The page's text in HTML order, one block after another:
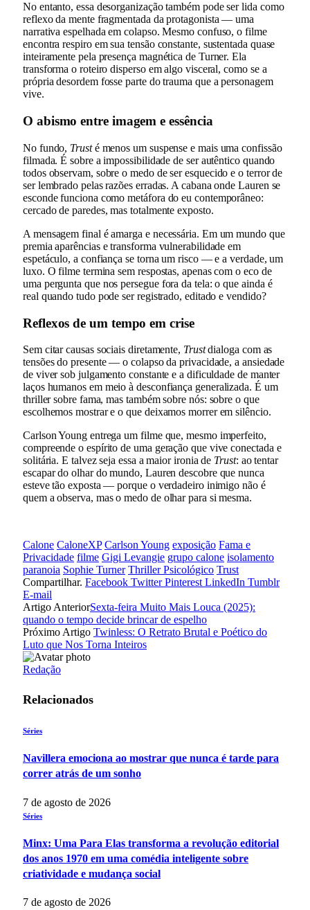
No entanto, essa desorganização também pode ser lida como
reflexo da mente fragmentada da protagonista — uma
narrativa espelhada em colapso. Mesmo confuso, o filme
encontra respiro em sua tensão constante, sustentada quase
inteiramente pela presença magnética de Turner. Ela
transforma o roteiro disperso em algo visceral, como se a
própria desordem fosse parte do trauma que a personagem
vive.
O abismo entre imagem e essência
No fundo, Trusté menos um suspense e mais uma confissão
filmada. É sobre a impossibilidade de ser autêntico quando
todos observam, sobre o medo de ser esquecido e o terror de
ser lembrado pelas razões erradas. A cabana onde Lauren se
esconde funciona como metáfora do eu contemporâneo:
cercado de paredes, mas totalmente exposto.
A mensagem final é amarga e necessária. Em um mundo que
premia aparências e transforma vulnerabilidade em
espetáculo, a confiança se torna um risco — e a verdade, um
luxo. O filme termina sem respostas, apenas com o eco de
uma pergunta que nos persegue fora da tela: o que ainda é
real quando tudo pode ser registrado, editado e vendido?
Reflexos de um tempo em crise
Sem citar causas sociais diretamente, Trustdialoga com as
tensões do presente — o colapso da privacidade, a ansiedade
de viver sob julgamento constante e a dificuldade de manter
laços humanos em meio à desconfiança generalizada. É um
thriller sobre fama, mas também sobre nós: sobre o que
escolhemos mostrar e o que deixamos morrer em silêncio.
Carlson Young entrega um filme que, mesmo imperfeito,
compreende o espírito de uma geração que vive conectada e
solitária. E talvez seja essa a maior ironia de Trust: ao tentar
escapar do olhar do mundo, Lauren descobre que nunca
esteve tão exposta — porque o verdadeiro inimigo não é
quem a observa, mas o medo de olhar para si mesma.
Calone CaloneXP Carlson Young exposição Fama e
Privacidade filme Gigi Levangie grupo calone isolamento
paranoia Sophie Turner Thriller Psicológico Trust
Compartilhar. Facebook Twitter Pinterest LinkedIn Tumblr
E-mail
Artigo AnteriorSexta-feira Muito Mais Louca (2025):
quando o tempo decide brincar de espelho
Próximo Artigo Twinless: O Retrato Brutal e Poético do
Luto que Nos Torna Inteiros
Redação
Relacionados
Séries
Navillera emociona ao mostrar que nunca é tarde para
correr atrás de um sonho
7 de agosto de 2026
Séries
Minx: Uma Para Elas transforma a revolução editorial
dos anos 1970 em uma comédia inteligente sobre
criatividade e mudança social
7 de agosto de 2026